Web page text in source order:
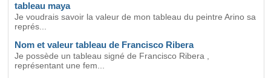
tableau maya
Je voudrais savoir la valeur de mon tableau du peintre Arino sa
représ...
Nom et valeur tableau de Francisco Ribera
Je possède un tableau signé de Francisco Ribera ,
représentant une fem...